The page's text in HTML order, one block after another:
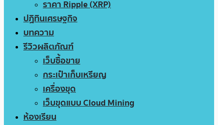
ราคา Ripple (XRP)
ปฏิทินเศรษฐกิจ
บทความ
รีวิวผลิตภัณฑ์
เว็บซื้อขาย
กระเป๋าเก็บเหรียญ
เครื่องขุด
เว็บขุดแบบ Cloud Mining
ห้องเรียน